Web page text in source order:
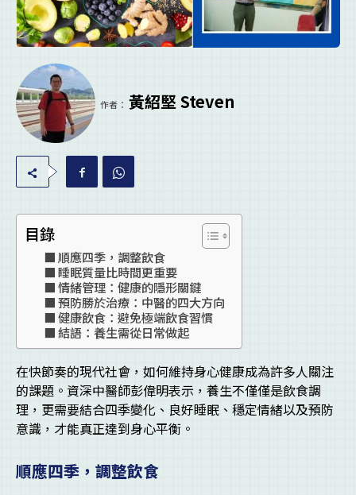
作者： 黃紹堅 Steven
目錄
順應四季，調整飲食
睡眠質量比時間更重要
情緒管理：健康的隱形關鍵
預防勝於治療：中醫的四大方向
健康飲食：避免極端飲食習慣
結語：養生需從日常做起
在快節奏的現代社會，如何維持身心健康成為許多人關注
的課題。資深中醫師彭偉明表示，養生不僅僅是飲食調
理，更需要結合四季變化、良好睡眠、穩定情緒以及預防
意識，才能真正達到身心平衡。
順應四季，調整飲食